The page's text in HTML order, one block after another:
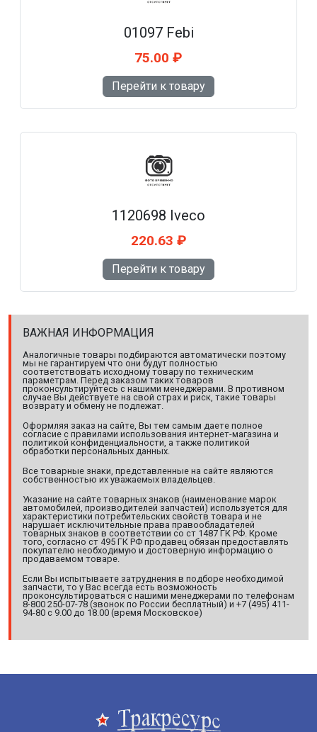
01097 Febi
75.00 ₽
Перейти к товару
1120698 Iveco
220.63 ₽
Перейти к товару
ВАЖНАЯ ИНФОРМАЦИЯ
Аналогичные товары подбираются автоматически поэтому
мы не гарантируем что они будут полностью
соответствовать исходному товару по техническим
параметрам. Перед заказом таких товаров
проконсультируйтесь с нашими менеджерами. В противном
случае Вы действуете на свой страх и риск, такие товары
возврату и обмену не подлежат.
Оформляя заказ на сайте, Вы тем самым даете полное
согласие с правилами использования интернет-магазина и
политикой конфиденциальности, а также политикой
обработки персональных данных.
Все товарные знаки, представленные на сайте являются
собственностью их уважаемых владельцев.
Указание на сайте товарных знаков (наименование марок
автомобилей, производителей запчастей) используется для
характеристики потребительских свойств товара и не
нарушает исключительные права правообладателей
товарных знаков в соответствии со ст 1487 ГК РФ. Кроме
того, согласно ст 495 ГК РФ продавец обязан предоставлять
покупателю необходимую и достоверную информацию о
продаваемом товаре.
Если Вы испытываете затруднения в подборе необходимой
запчасти, то у Вас всегда есть возможность
проконсультироваться с нашими менеджерами по телефонам
8-800 250-07-78 (звонок по России бесплатный) и +7 (495) 411-
94-80 с 9.00 до 18.00 (время Московское)